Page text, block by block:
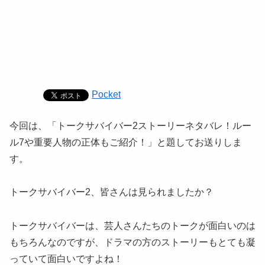
Pocket
今回は、「トークサバイバー2ストーリーネタバレ！ルー
ル7や重要人物の正体もご紹介！」と題してお送りしま
す。
トークサバイバー2、皆さんは見られましたか？
トークサバイバーは、芸人さんたちのトークが面白いのは
もちろんなのですが、ドラマの方のストーリーもとても凝
っていて面白いですよね！